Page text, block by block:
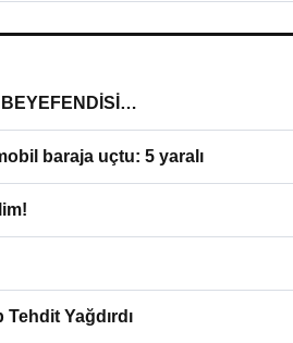
baraja uçtu: 5 yaralı
Yağdırdı